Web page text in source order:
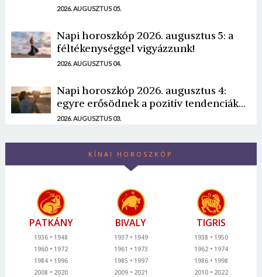
2026. AUGUSZTUS 05.
Napi horoszkóp 2026. augusztus 5: a
féltékenységgel vigyázzunk!
2026. AUGUSZTUS 04.
Napi horoszkóp 2026. augusztus 4:
egyre erősödnek a pozitív tendenciák...
2026. AUGUSZTUS 03.
KÍNAI HOROSZKÓP
PATKÁNY
1936
1948
1960
1972
1984
1996
2008
2020
BIVALY
1937
1949
1961
1973
1985
1997
2009
2021
TIGRIS
1938
1950
1962
1974
1986
1998
2010
2022